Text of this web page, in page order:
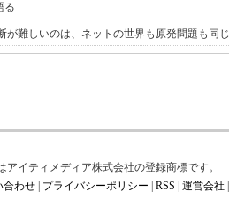
る
が難しいのは、ネットの世界も原発問題も同じ
アイティメディア株式会社の登録商標です。
合わせ プライバシーポリシー RSS 運営会社